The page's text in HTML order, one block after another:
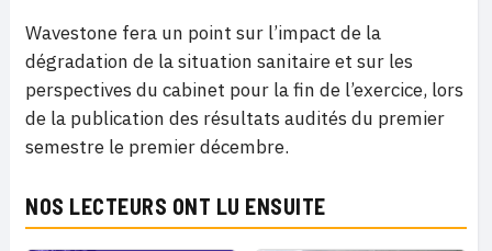
Wavestone fera un point sur l’impact de la
dégradation de la situation sanitaire et sur les
perspectives du cabinet pour la fin de l’exercice, lors
de la publication des résultats audités du premier
semestre le premier décembre.
NOS LECTEURS ONT LU ENSUITE